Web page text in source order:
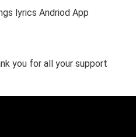
lyrics Andriod App
you for all your support